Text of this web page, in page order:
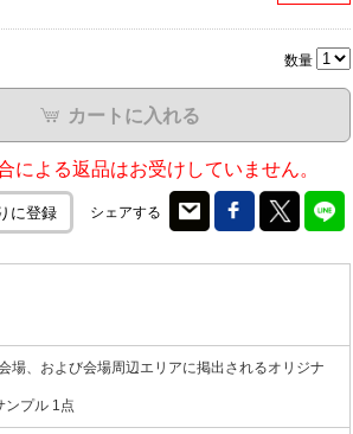
数量
カートに入れる
による返品はお受けしていません。
に登録 シェアする
場、および会場周辺エリアに掲出されるオリジナ
ンプル 1点